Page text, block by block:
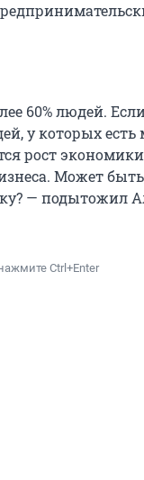
60% людей.
у которых
рост
Может
— подытожил
Ctrl+Enter